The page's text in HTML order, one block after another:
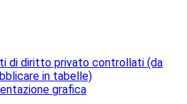
di diritto privato controllati (da
in tabelle)
grafica